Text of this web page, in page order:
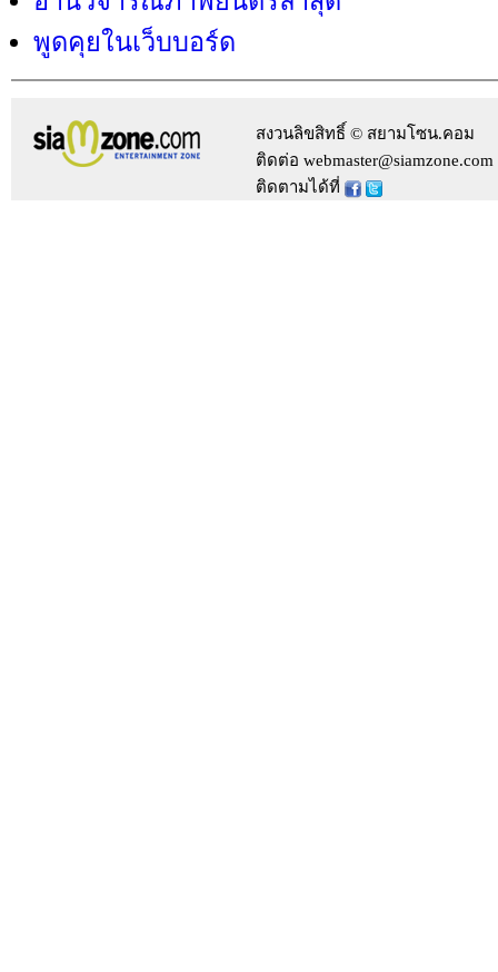
พูดคุยในเว็บบอร์ด
สงวนลิขสิทธิ์ © สยามโซน.คอม
ติดต่อ webmaster@siamzone.com
ติดตามได้ที่